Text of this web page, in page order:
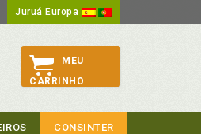
Juruá Europa
MEU
CARRINHO
CONSINTER